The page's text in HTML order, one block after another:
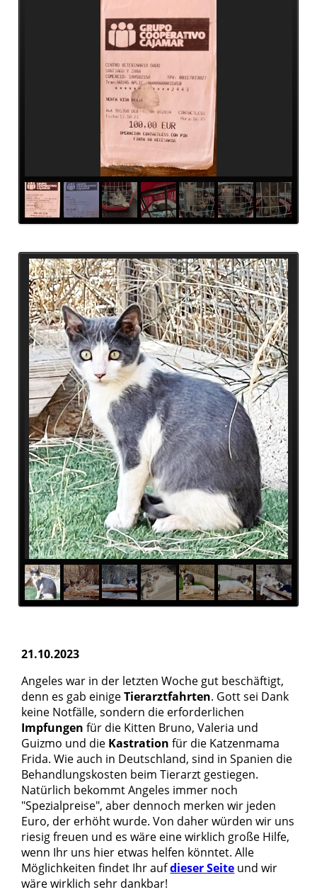
21.10.2023
Angeles war in der letzten Woche gut beschäftigt,
denn es gab einigeTierarztfahrten. Gott sei Dank
keine Notfälle, sondern die erforderlichen
Impfungen für die Kitten Bruno, Valeria und
Guizmo und die Kastration für die Katzenmama
Frida. Wie auch in Deutschland, sind in Spanien die
Behandlungskosten beim Tierarzt gestiegen.
Natürlich bekommt Angeles immer noch
"Spezialpreise", aber dennoch merken wir jeden
Euro, der erhöht wurde. Von daher würden wir uns
riesig freuen und es wäre eine wirklich große Hilfe,
wenn Ihr uns hier etwas helfen könntet. Alle
Möglichkeiten findet Ihr aufdieser Seite und wir
wäre wirklich sehr dankbar!